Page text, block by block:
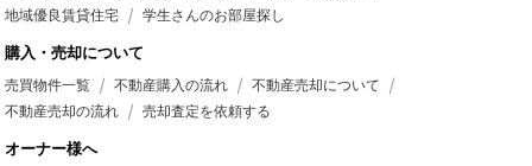
地域優良賃貸住宅
学生さんのお部屋探し
購入・売却について
売買物件一覧 不動産購入の流れ
不動産売却について
不動産売却の流れ
売却査定を依頼する
オーナー様へ